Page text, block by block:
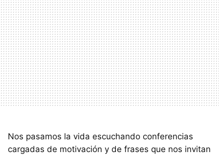
Nos pasamos la vida escuchando conferencias
cargadas de motivación y de frases que nos invitan